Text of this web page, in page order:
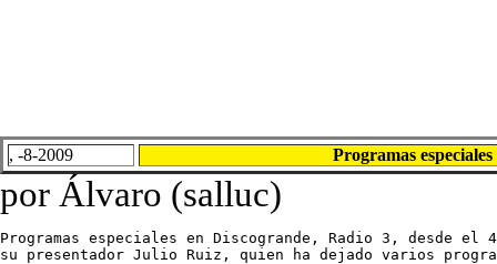
, -8-2009 Programas
por Álvaro (salluc)
Programas especiales en Discogrande, Radio 3, desde
su presentador Julio Ruiz, quien ha dejado varios